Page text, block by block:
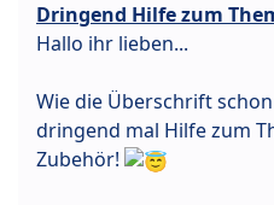
Dringend Hilfe zum
Hallo ihr lieben...
Wie die Überschrift
dringend mal Hilfe zum
Zubehör!